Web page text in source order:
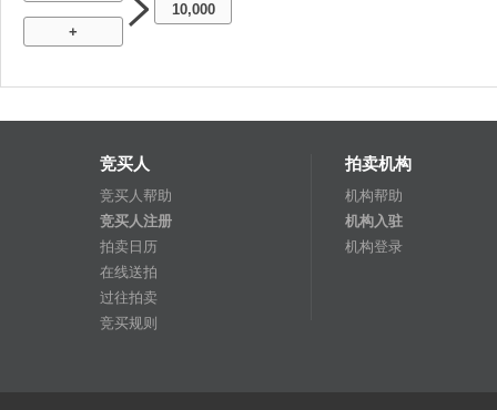
10,000
+
竞买人
竞买人帮助
竞买人注册
拍卖日历
在线送拍
过往拍卖
竞买规则
拍卖机构
机构帮助
机构入驻
机构登录